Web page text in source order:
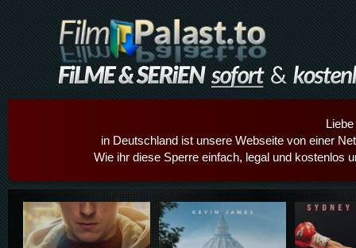
in Deutschland ist unsere Webseite von einer
Wie ihr diese Sperre einfach, legal und kostenlos
Details,Play Details,Play